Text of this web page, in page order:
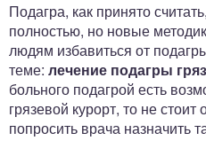
Подагра, как принято
полностью, но новые
людям избавиться от
теме: лечение подагры
больного подагрой есть
грязевой курорт, то не
попросить врача назначить